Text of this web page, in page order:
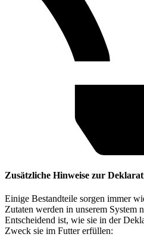
Zusätzliche Hinweise zur
Einige Bestandteile sorgen immer
Zutaten werden in unserem System
Entscheidend ist, wie sie in der
Zweck sie im Futter erfüllen: